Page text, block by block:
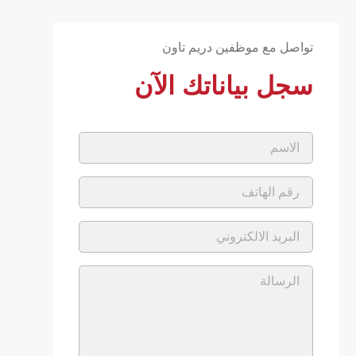
تواصل مع موظفين دريم تاون
سجل بياناتك الآن